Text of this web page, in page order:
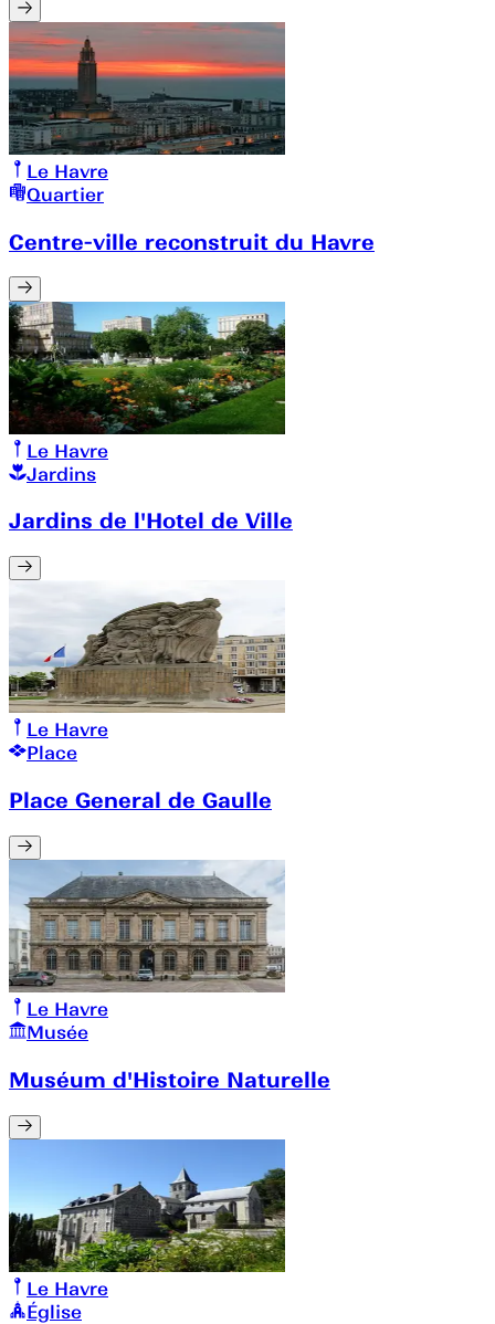
Le Havre
Quartier
Centre-ville reconstruit du Havre
Le Havre
Jardins
Jardins de l'Hotel de Ville
Le Havre
Place
Place General de Gaulle
Le Havre
Musée
Muséum d'Histoire Naturelle
Le Havre
Église